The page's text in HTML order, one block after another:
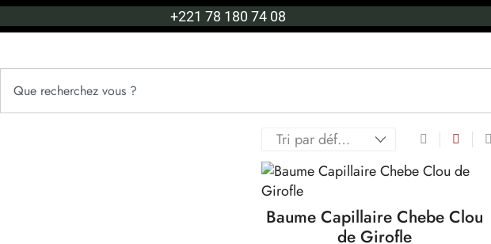
+221 78 180 74 08
Baume Capillaire Chebe Clou
de Girofle